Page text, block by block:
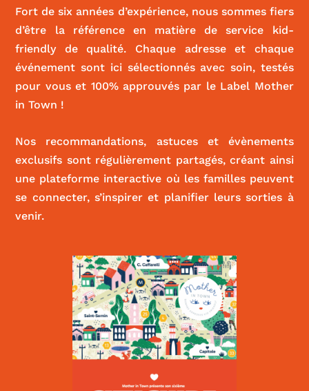
Curcumamas
PARENTALITÉ
Fort de six années d’expérience, nous sommes fiers
d’être la référence en matière de service kid-
friendly de qualité. Chaque adresse et chaque
événement sont ici sélectionnés avec soin, testés
pour vous et 100% approuvés par le Label Mother
in Town !
Nos recommandations, astuces et évènements
exclusifs sont régulièrement partagés, créant ainsi
une plateforme interactive où les familles peuvent
se connecter, s’inspirer et planifier leurs sorties à
venir.